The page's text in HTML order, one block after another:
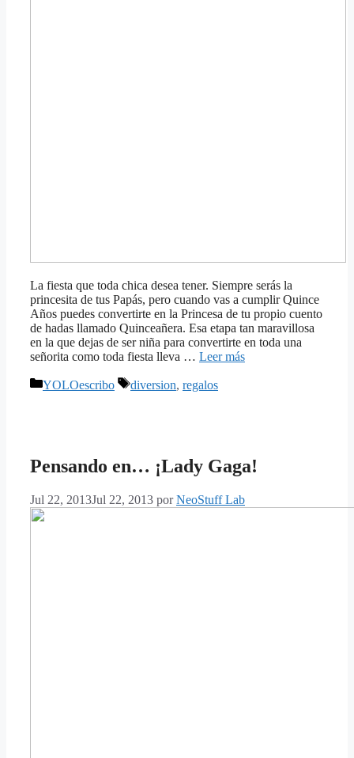
La fiesta que toda chica desea tener. Siempre serás la
princesita de tus Papás, pero cuando vas a cumplir Quince
Años puedes convertirte en la Princesa de tu propio cuento
de hadas llamado Quinceañera. Esa etapa tan maravillosa
en la que dejas de ser niña para convertirte en toda una
señorita como toda fiesta lleva … Leer más
Categorías
YOLOescribo Etiquetas
diversion, regalos
Pensando en… ¡Lady Gaga!
Jul 22, 2013Jul 22, 2013 porNeoStuff Lab